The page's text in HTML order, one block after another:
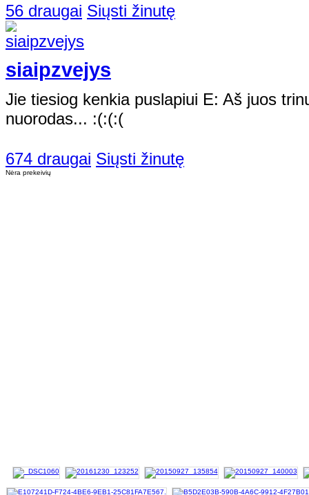
56 draugai Siųsti žinutę
siaipzvejys
Jie tiesiog kenkia puslapiui E: Aš juos
nuorodas... :(:(:(
674 draugai Siųsti žinutę
Nėra prekeivių